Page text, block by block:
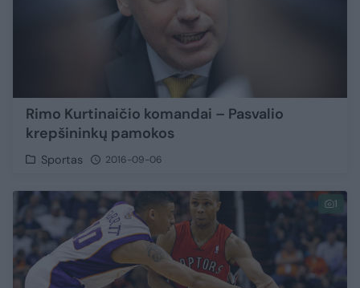
Rimo Kurtinaičio komandai – Pasvalio
krepšininkų pamokos
Sportas 2016-09-06
1